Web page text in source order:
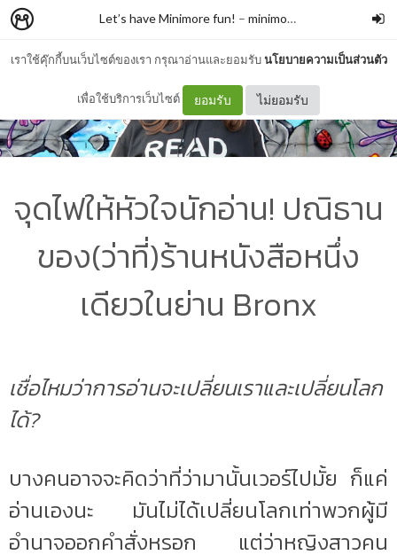
เราใช้คุ๊กกี้บนเว็บไซต์ของเรา กรุณาอ่านและยอมรับนโยบายความเป็นส่วนตัว
เพื่อใช้บริการเว็บไซต์ ยอมรับ ไม่ยอมรับ
Let’s have Minimore fun! – minimore
จุดไฟให้หัวใจนักอ่าน! ปณิธาน
ของ(ว่าที่)ร้านหนังสือหนึ่ง
เดียวในย่าน Bronx
เชื่อไหมว่าการอ่านจะเปลี่ยนเราและเปลี่ยนโลก
ได้?
บางคนอาจจะคิดว่าที่ว่ามานั้นเวอร์ไปมั้ย ก็แค่
อ่านเองนะ มันไม่ได้เปลี่ยนโลกเท่าพวกผู้มี
อำนาจออกคำสั่งหรอก แต่ว่าหญิงสาวคน